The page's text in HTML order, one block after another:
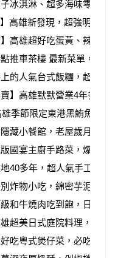
子冰淇淋、超多海味零食
高雄新發現，超強明太子
】高雄超好吃蛋黃、辣味
點推車茶樓 最新菜單，必
上的人氣台式飯糰，超多
】高雄默默營業4年多的
雄季節限定東港黑鮪魚
隱藏小餐館，老屋歲月、懷
版國宴主廚手路菜，爆汁烤
40多年，超人氣手工包
別炸物小吃，綿密芋泥蛋
級和牛燒肉吃到飽，日本牧
雄超美日式庭院料理，大樹
好吃粵式煲仔菜，必吃鹹